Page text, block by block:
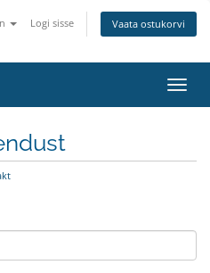
Logi sisse Vaata ostukorvi